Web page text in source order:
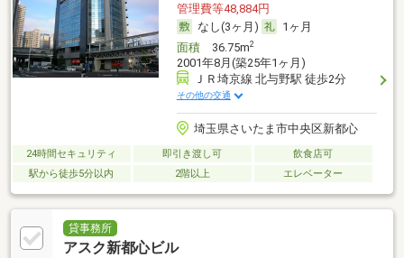
管理費等48,884円
なし(3ヶ月)
1ヶ月
面積36.75m2
2001年8月(築25年1ヶ月)
ＪＲ埼京線 北与野駅 徒歩2分
その他の交通
埼玉県さいたま市中央区新都心
24時間セキュリティ 即引き渡し可
飲食店可
駅から徒歩5分以内
2階以上 エレベーター
貸事務所
アスク新都心ビル